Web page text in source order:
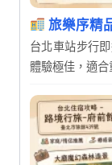
旅樂序精
台北車站步行
體驗極佳，適合